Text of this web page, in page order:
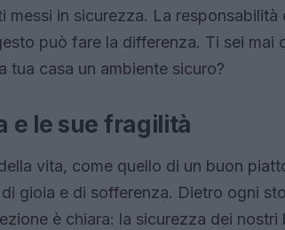
messi in sicurezza. La
può fare la differenza. Ti sei
tua casa un ambiente sicuro?
e le sue fragilità
vita, come quello di un buon
gioia e di sofferenza. Dietro ogni
è chiara: la sicurezza dei